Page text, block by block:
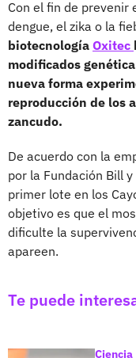
Con el fin de prevenir
dengue, el zika o la
biotecnología Oxitec
modificados
nueva forma
reproducción de los
zancudo.
De acuerdo con la
por la Fundación Bill
primer lote en los
objetivo es que el
dificulte la
apareen.
Te puede
Ciencia